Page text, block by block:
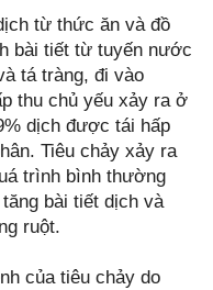
từ thức ăn và đồ
bài tiết từ tuyến nước
tá tràng, đi vào
thu chủ yếu xảy ra ở
dịch được tái hấp
Tiêu chảy xảy ra
trình bình thường
bài tiết dịch và
ruột.
của tiêu chảy do